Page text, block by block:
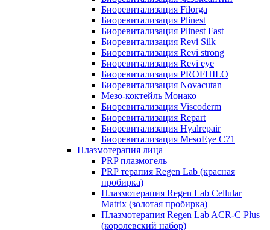
Биоревитализация Filorga
Биоревитализация Plinest
Биоревитализация Plinest Fast
Биоревитализация Revi Silk
Биоревитализация Revi strong
Биоревитализация Revi eye
Биоревитализация PROFHILO
Биоревитализация Novacutan
Мезо-коктейль Монако
Биоревитализация Viscoderm
Биоревитализация Repart
Биоревитализация Hyalrepair
Биоревитализация MesoEye C71
Плазмотерапия лица
PRP плазмогель
PRP терапия Regen Lab (красная
пробирка)
Плазмотерапия Regen Lab Cellular
Matrix (золотая пробирка)
Плазмотерапия Regen Lab ACR-C Plus
(королевский набор)